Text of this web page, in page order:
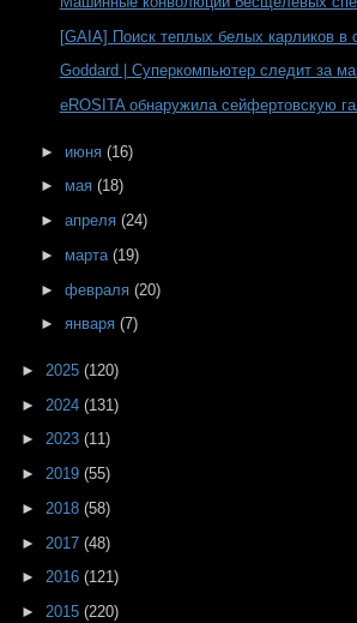
[GAIA] Поиск теплых белых карликов в
Goddard | Суперкомпьютер следит за
eROSITA обнаружила сейфертовскую
► июня (16)
► мая (18)
► апреля (24)
► марта (19)
► февраля (20)
► января (7)
► 2025(120)
► 2024(131)
►2023(11)
►2019(55)
► 2018(58)
► 2017(48)
►2016(121)
►2015(220)